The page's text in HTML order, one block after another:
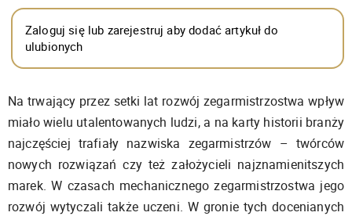
Zaloguj się lub zarejestruj aby dodać artykuł do
ulubionych
Na trwający przez setki lat rozwój zegarmistrzostwa wpływ
miało wielu utalentowanych ludzi, a na karty historii branży
najczęściej trafiały nazwiska zegarmistrzów – twórców
nowych rozwiązań czy też założycieli najznamienitszych
marek. W czasach mechanicznego zegarmistrzostwa jego
rozwój wytyczali także uczeni. W gronie tych docenianych